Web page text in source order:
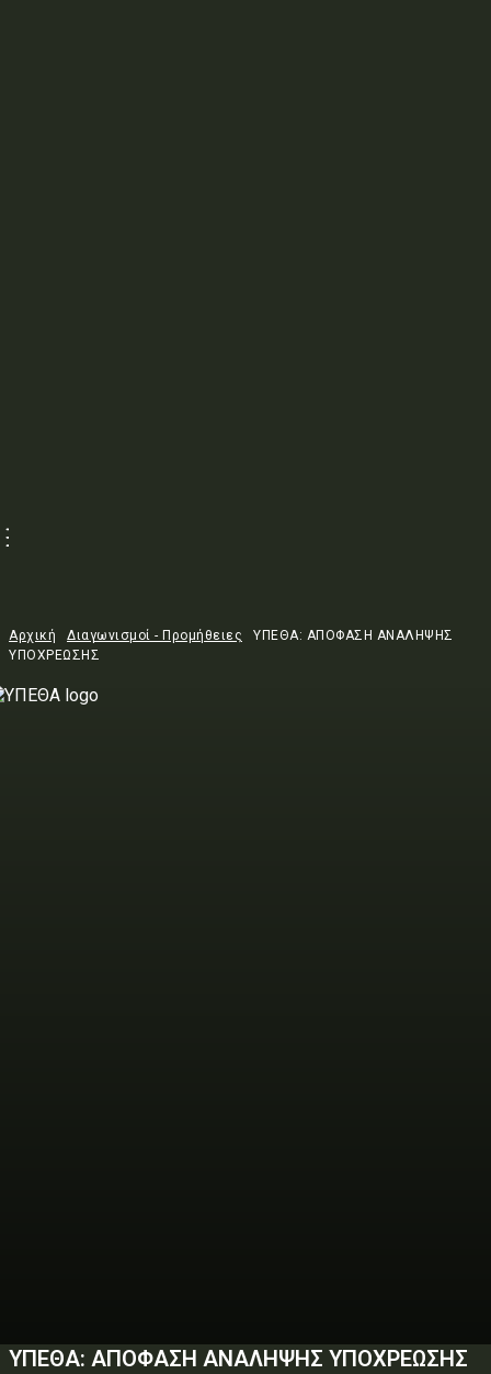
Αρχική Διαγωνισμοί - Προμήθειες
ΥΠΕΘΑ: ΑΠΟΦΑΣΗ ΑΝΑΛΗΨΗΣ
ΥΠΟΧΡΕΩΣΗΣ
ΥΠΕΘΑ: ΑΠΟΦΑΣΗ ΑΝΑΛΗΨΗΣ ΥΠΟΧΡΕΩΣΗΣ